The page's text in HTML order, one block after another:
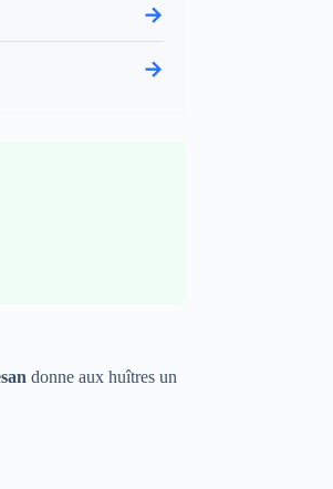
→
→
donne aux huîtres un